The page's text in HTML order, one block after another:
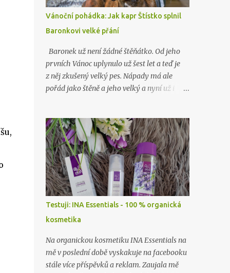
Vánoční pohádka: Jak kapr Štístko splnil
Baronkovi velké přání
Baronek už není žádné štěňátko. Od jeho
prvních Vánoc uplynulo už šest let a teď je
z něj zkušený velký pes. Nápady má ale
pořád jako štěně a jeho velký a nyní už i
Vánocích…
Testuji: INA Essentials - 100 % organická
kosmetika
Na organickou kosmetiku INA Essentials na
mě v poslední době vyskakuje na facebooku
stále více příspěvků a reklam. Zaujala mě